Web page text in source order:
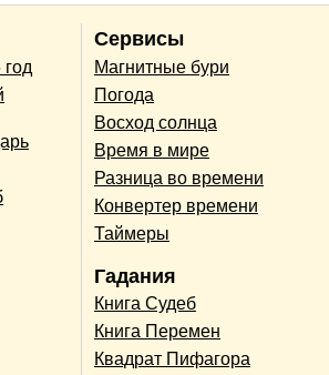
Сервисы
Магнитные бури
Погода
Восход солнца
Время в мире
Разница во времени
Конвертер времени
Таймеры
Гадания
Книга Судеб
Книга Перемен
Квадрат Пифагора